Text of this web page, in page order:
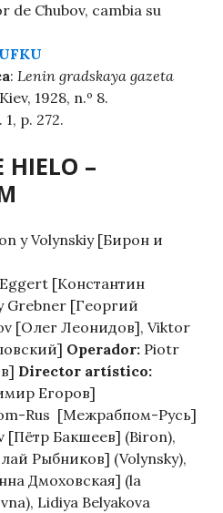
de Chubov, cambia su
: Lenin gradskaya gazeta
1928, n.º 8.
1, p. 272.
HIELO –
y Volynskiy [Бирон и
[Константин
Grebner [Георгий
[Олег Леонидов], Viktor
Operador: Piotr
Director artístico:
Егоров]
Rus [Межрабпом-Русь]
[Пётр Бакшеев] (Biron),
Рыбников] (Volynsky),
Дмоховская] (la
Lidiya Belyakova